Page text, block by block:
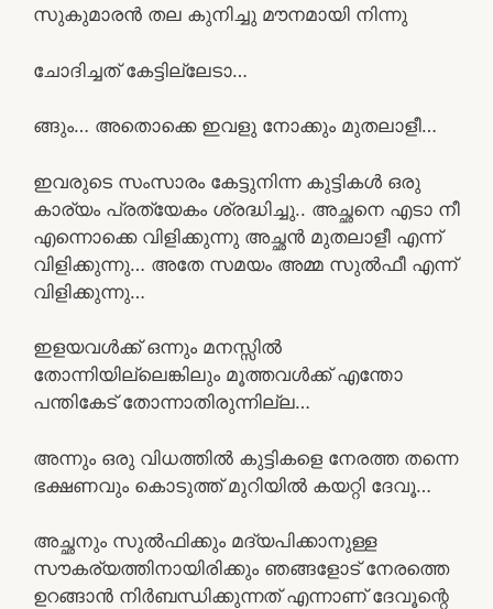
സുകുമാരൻ തല കുനിച്ചു മൗനമായി നിന്നു
ചോദിച്ചത് കേട്ടില്ലേടാ…
ങ്ങും… അതൊക്കെ ഇവളു നോക്കും മുതലാളീ…
ഇവരുടെ സംസാരം കേട്ടുനിന്ന കുട്ടികൾ ഒരു
കാര്യം പ്രത്യേകം ശ്രദ്ധിച്ചു.. അച്ഛനെ എടാ നീ
എന്നൊക്കെ വിളിക്കുന്നു അച്ഛൻ മുതലാളീ എന്ന്
വിളിക്കുന്നു… അതേ സമയം അമ്മ സുൽഫീ എന്ന്
വിളിക്കുന്നു…
ഇളയവൾക്ക് ഒന്നും മനസ്സിൽ
തോന്നിയില്ലെങ്കിലും മൂത്തവൾക്ക് എന്തോ
പന്തികേട് തോന്നാതിരുന്നില്ല…
അന്നും ഒരു വിധത്തിൽ കുട്ടികളെ നേരത്ത തന്നെ
ഭക്ഷണവും കൊടുത്ത് മുറിയിൽ കയറ്റി ദേവൂ…
അച്ഛനും സുൽഫിക്കും മദ്യപിക്കാനുള്ള
സൗകര്യത്തിനായിരിക്കും ഞങ്ങളോട് നേരത്തെ
ഉറങ്ങാൻ നിർബന്ധിക്കുന്നത് എന്നാണ് ദേവൂന്റെ